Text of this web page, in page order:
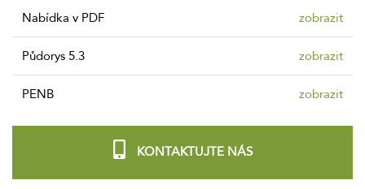
nabídka v PDF zobrazit
Půdorys 5.3 zobrazit
PENB zobrazit
KONTAKTUJTE NÁS